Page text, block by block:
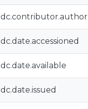
dc.contributor.author
dc.date.accessioned
dc.date.available
dc.date.issued